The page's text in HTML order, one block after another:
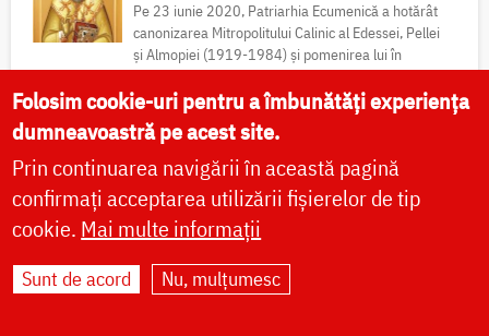
Pe 23 iunie 2020, Patriarhia Ecumenică a hotărât
canonizarea Mitropolitului Calinic al Edessei, Pellei
și Almopiei (1919-1984) și pomenirea lui în
fiecare an la data de...
Acatist Paraclis Viață
Icoane
Locuri de pelerinaj
Fotografii
Sfântul Ierarh Emilian
Folosim cookie-uri pentru a îmbunătăți experiența
dumneavoastră pe acest site.
Prin continuarea navigării în această pagină
confirmați acceptarea utilizării fișierelor de tip
cookie. Mai multe informații
Sunt de acord Nu, mulțumesc